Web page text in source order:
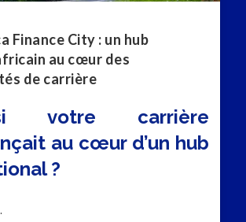
Finance City : un hub
au cœur des
de carrière
votre carrière
au cœur d’un hub
?